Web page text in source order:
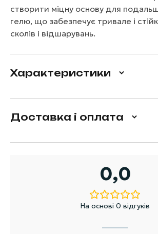
створити міцну основу для
гелю, що забезпечує тривале і
сколів і відшарувань.
Характеристики
Доставка і оплата
0,0
На основі 0 відгуків